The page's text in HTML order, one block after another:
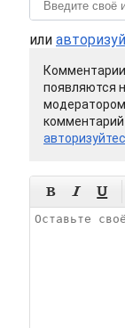
или
появляются
комментарий
  